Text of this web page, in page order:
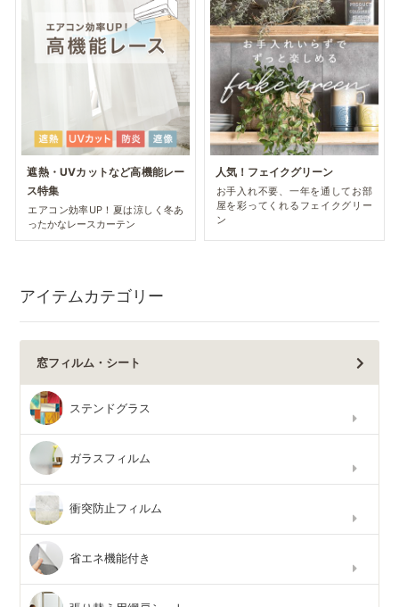
遮熱・UVカットなど高機能レー
ス特集
エアコン効率UP！夏は涼しく冬あ
ったかなレースカーテン
人気！フェイクグリーン
お手入れ不要、一年を通してお部
屋を彩ってくれるフェイクグリー
ン
アイテムカテゴリー
窓フィルム・シート
ステンドグラス
ガラスフィルム
衝突防止フィルム
省エネ機能付き